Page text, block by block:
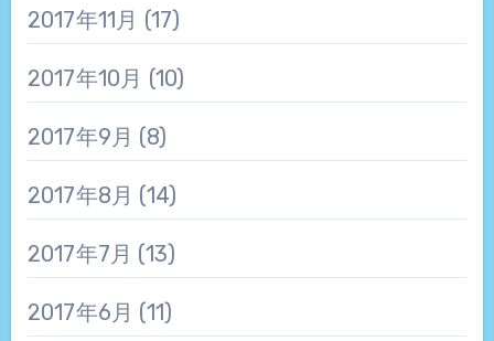
2017年11月 (17)
2017年10月 (10)
2017年9月 (8)
2017年8月 (14)
2017年7月 (13)
2017年6月 (11)